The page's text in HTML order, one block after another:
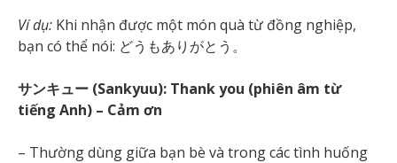
Ví dụ: Khi nhận được một món quà từ đồng nghiệp,
bạn có thể nói: どうもありがとう。
サンキュー (Sankyuu): Thank you (phiên âm từ
tiếng Anh) – Cảm ơn
– Thường dùng giữa bạn bè và trong các tình huống